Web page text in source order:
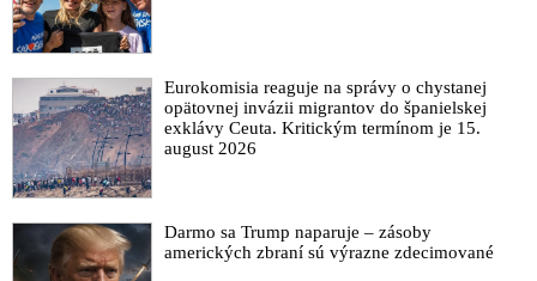
Eurokomisia reaguje na správy o chystanej
opätovnej invázii migrantov do španielskej
exklávy Ceuta. Kritickým termínom je 15.
august 2026
Darmo sa Trump naparuje – zásoby
amerických zbraní sú výrazne zdecimované